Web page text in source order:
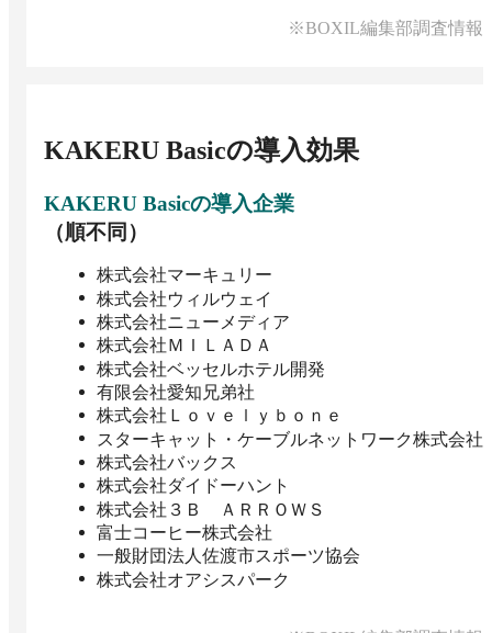
※BOXIL編集部調査情報
KAKERU Basicの導入効果
KAKERU Basicの導入企業
（順不同）
株式会社マーキュリー
株式会社ウィルウェイ
株式会社ニューメディア
株式会社ＭＩＬＡＤＡ
株式会社ベッセルホテル開発
有限会社愛知兄弟社
株式会社Ｌｏｖｅｌｙｂｏｎｅ
スターキャット・ケーブルネットワーク株式会社
株式会社バックス
株式会社ダイドーハント
株式会社３Ｂ ＡＲＲＯＷＳ
富士コーヒー株式会社
一般財団法人佐渡市スポーツ協会
株式会社オアシスパーク